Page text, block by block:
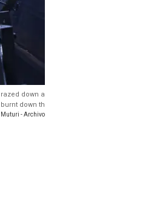
down a
down th
- Archivo